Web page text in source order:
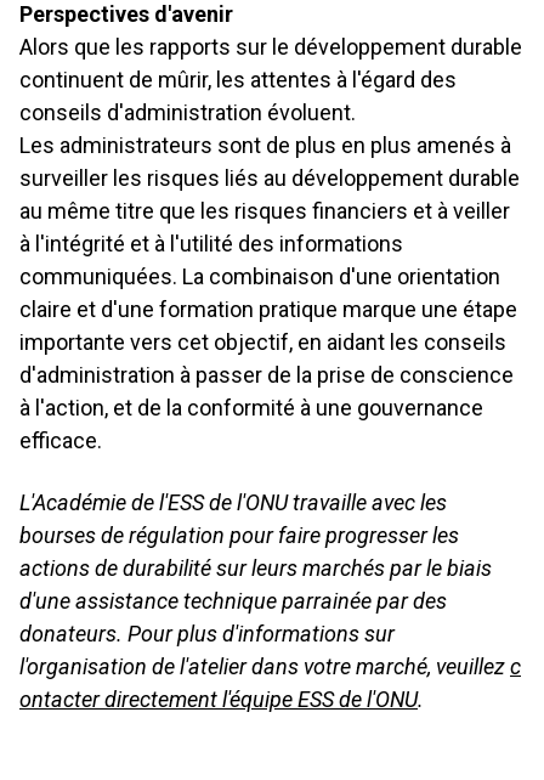
Perspectives d'avenir
Alors que les rapports sur le développement durable
continuent de mûrir, les attentes à l'égard des
conseils d'administration évoluent.
Les administrateurs sont de plus en plus amenés à
surveiller les risques liés au développement durable
au même titre que les risques financiers et à veiller
à l'intégrité et à l'utilité des informations
communiquées. La combinaison d'une orientation
claire et d'une formation pratique marque une étape
importante vers cet objectif, en aidant les conseils
d'administration à passer de la prise de conscience
à l'action, et de la conformité à une gouvernance
efficace.
L'Académie de l'ESS de l'ONU travaille avec les
bourses de régulation pour faire progresser les
actions de durabilité sur leurs marchés par le biais
d'une assistance technique parrainée par des
donateurs. Pour plus d'informations sur
l'organisation de l'atelier dans votre marché, veuillezc
ontacter directement l'équipe ESS de l'ONU.